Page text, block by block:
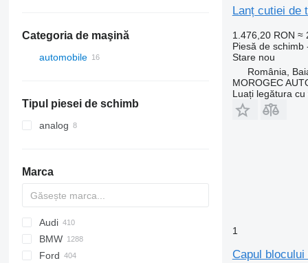
Categoria de maşină
automobile
Tipul piesei de schimb
analog
Marca
159
Giulietta
Stelvio
Audi
A-series
Q-series
BMW
1-Series
Silverado
Berlingo
Dokker
Rocky
Durango
500-series
500
Ford
Lanț cutiei de
1.476,20 RON ≈
Piesă de
Starenou
România,
MOROGEC
Luați legătura
1
Capul